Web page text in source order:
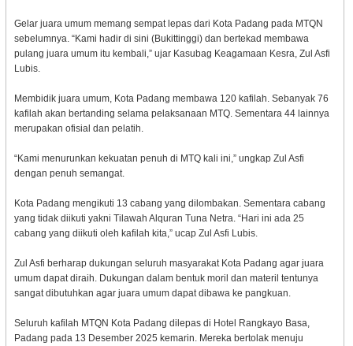
Gelar juara umum memang sempat lepas dari Kota Padang pada MTQN
sebelumnya. “Kami hadir di sini (Bukittinggi) dan bertekad membawa
pulang juara umum itu kembali,” ujar Kasubag Keagamaan Kesra, Zul Asfi
Lubis.
Membidik juara umum, Kota Padang membawa 120 kafilah. Sebanyak 76
kafilah akan bertanding selama pelaksanaan MTQ. Sementara 44 lainnya
merupakan ofisial dan pelatih.
“Kami menurunkan kekuatan penuh di MTQ kali ini,” ungkap Zul Asfi
dengan penuh semangat.
Kota Padang mengikuti 13 cabang yang dilombakan. Sementara cabang
yang tidak diikuti yakni Tilawah Alquran Tuna Netra. “Hari ini ada 25
cabang yang diikuti oleh kafilah kita,” ucap Zul Asfi Lubis.
Zul Asfi berharap dukungan seluruh masyarakat Kota Padang agar juara
umum dapat diraih. Dukungan dalam bentuk moril dan materil tentunya
sangat dibutuhkan agar juara umum dapat dibawa ke pangkuan.
Seluruh kafilah MTQN Kota Padang dilepas di Hotel Rangkayo Basa,
Padang pada 13 Desember 2025 kemarin. Mereka bertolak menuju